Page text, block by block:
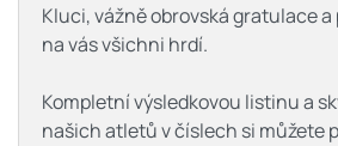
Kluci, vážně obrovská gratulace a
na vás všichni hrdí.
Kompletní výsledkovou listinu a
našich atletů v číslech si můžete